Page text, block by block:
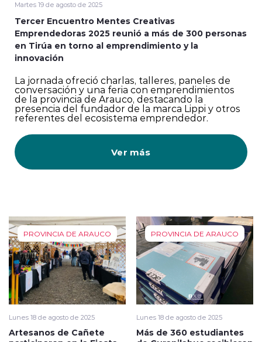
Martes 19 de agosto de 2025
Tercer Encuentro Mentes Creativas
Emprendedoras 2025 reunió a más de 300 personas
en Tirúa en torno al emprendimiento y la
innovación
La jornada ofreció charlas, talleres, paneles de
conversación y una feria con emprendimientos
de la provincia de Arauco, destacando la
presencia del fundador de la marca Lippi y otros
referentes del ecosistema emprendedor.
Ver más
PROVINCIA DE ARAUCO
Lunes 18 de agosto de 2025
Artesanos de Cañete
PROVINCIA DE ARAUCO
Lunes 18 de agosto de 2025
Más de 360 estudiantes